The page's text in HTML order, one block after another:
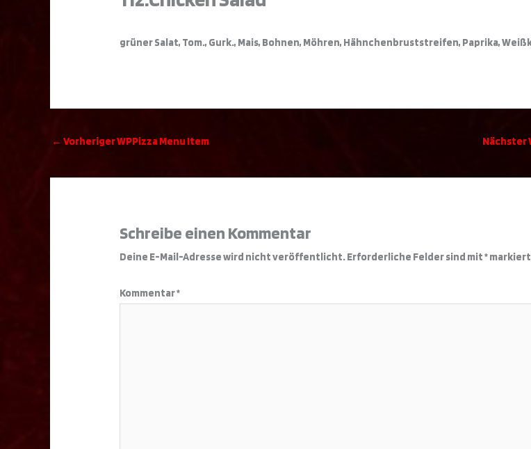
grüner Salat, Tom., Gurk., Mais, Bohnen, Möhren, Hähnchenbruststreifen, Paprika,
← Vorheriger WPPizza Menu Item Nächster
Schreibe einen Kommentar
Deine E-Mail-Adresse wird nicht veröffentlicht.Erforderliche Felder sind mit*markiert
Kommentar*